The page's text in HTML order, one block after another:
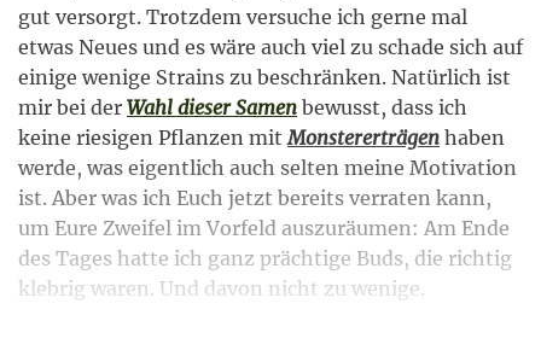
gut versorgt. Trotzdem versuche ich gerne mal
etwas Neues und es wäre auch viel zu schade sich auf
einige wenige Strains zu beschränken. Natürlich ist
mir bei der Wahl dieser Samen bewusst, dass ich
keine riesigen Pflanzen mitMonstererträgen haben
werde, was eigentlich auch selten meine Motivation
ist. Aber was ich Euch jetzt bereits verraten kann,
um Eure Zweifel im Vorfeld auszuräumen: Am Ende
des Tages hatte ich ganz prächtige Buds, die richtig
klebrig waren. Und davon nicht zu wenige.